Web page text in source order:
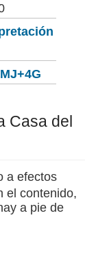
Casa del
a efectos
el contenido,
a pie de